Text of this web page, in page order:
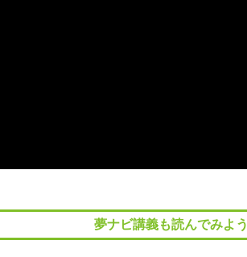
夢ナビ講義も読んでみよう